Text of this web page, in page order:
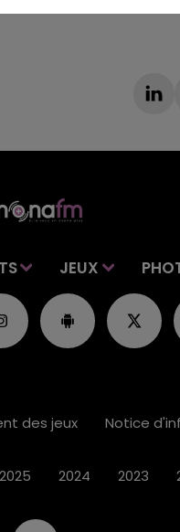
JEUX
des jeux Notice
2025 2024 2023